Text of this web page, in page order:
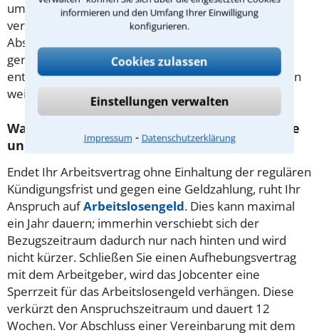
informieren und den Umfang Ihrer Einwilligung
konfigurieren.
Cookies zulassen
Einstellungen verwalten
Impressum ⁃ Datenschutzerklärung
umfangreicher Gerichtsprozess erhebliche Kosten
verursachen. Dies kann Ihre Chancen auf eine gute
Abschlusszahlung steigern. Anwaltliche Beratung ist
gerade bei Verhandlungen um eine Abfindung
entscheidend. Ein Anwalt in Weilheim i. OB hilft Ihnen
weiter.
Was gibt es bei einer Abfindung für Nachteile
und wie kann man sie umgehen?
Endet Ihr Arbeitsvertrag ohne Einhaltung der regulären
Kündigungsfrist und gegen eine Geldzahlung, ruht Ihr
Anspruch aufArbeitslosengeld. Dies kann maximal
ein Jahr dauern; immerhin verschiebt sich der
Bezugszeitraum dadurch nur nach hinten und wird
nicht kürzer. Schließen Sie einen Aufhebungsvertrag
mit dem Arbeitgeber, wird das Jobcenter eine
Sperrzeit für das Arbeitslosengeld verhängen. Diese
verkürzt den Anspruchszeitraum und dauert 12
Wochen. Vor Abschluss einer Vereinbarung mit dem